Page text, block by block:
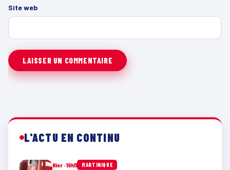
Site web
L'ACTU EN CONTINU
Hier · 10h11 MARTINIQUE